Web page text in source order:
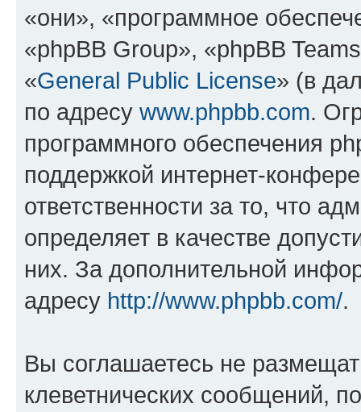
«они», «программное
«phpBB Group», «phpBB
«General Public License» (в
по адресу www.phpbb.com.
программного обеспечения
поддержкой интернет-
ответственности за то, что
определяет в качестве
них. За дополнительной
адресу http://www.phpbb.com/.
Вы соглашаетесь не
клеветнических сообщений,